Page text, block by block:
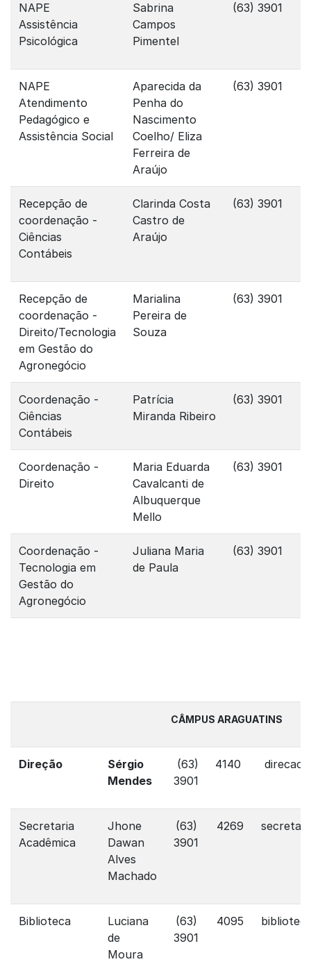
NAPE
Assistência
Psicológica
Sabrina
Campos
Pimentel
(63) 3901
NAPE
Atendimento
Pedagógico e
Assistência Social
Aparecida da
Penha do
Nascimento
Coelho/ Eliza
Ferreira de
Araújo
(63) 3901
Recepção de
coordenação -
Ciências
Contábeis
Clarinda Costa
Castro de
Araújo
(63) 3901
Recepção de
coordenação -
Direito/Tecnologia
em Gestão do
Agronegócio
Marialina
Pereira de
Souza
(63) 3901
Coordenação -
Ciências
Contábeis
Patrícia
Miranda Ribeiro
(63) 3901
Coordenação -
Direito
Maria Eduarda
Cavalcanti de
Albuquerque
Mello
(63) 3901
Coordenação -
Tecnologia em
Gestão do
Agronegócio
Juliana Maria
de Paula
(63) 3901
CÂMPUS ARAGUATINS
Direção
Sérgio
Mendes
(63)
3901
4140
Secretaria
Acadêmica
Jhone
Dawan
Alves
Machado
(63)
3901
4269
Biblioteca
Luciana
de
Moura
(63)
3901
4095